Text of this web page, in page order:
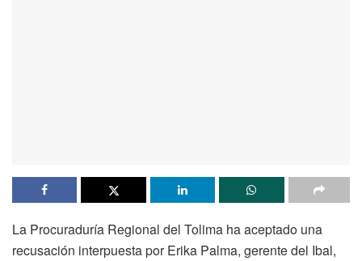
La Procuraduría Regional del Tolima ha aceptado una
recusación interpuesta por Erika Palma, gerente del Ibal,